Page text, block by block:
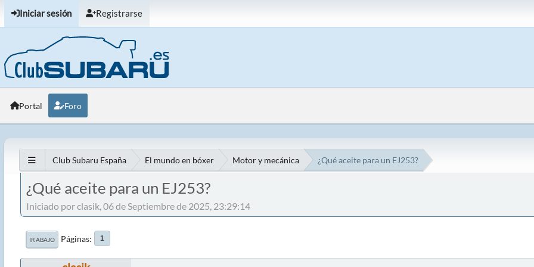
Iniciar sesión Registrarse
Portal Foro
Club Subaru España El mundo en bóxer Motor y mecánica ¿Qué aceite para un EJ253?
¿Qué aceite para un EJ253?
Iniciado por clasik, 06 de Septiembre de 2025, 23:29:14
IR ABAJO Páginas 1